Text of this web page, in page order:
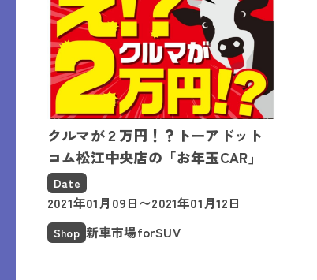
クルマが２万円！？トーアドット
コム松江中央店の「お年玉CAR」
Date
2021年01月09日〜2021年01月12日
Shop 新車市場forSUV